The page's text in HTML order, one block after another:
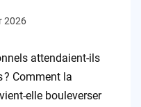
2026
attendaient-ils
Comment la
elle bouleverser